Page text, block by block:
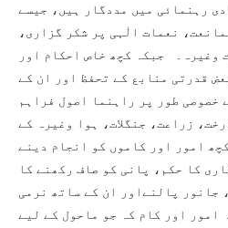
رہنمائی میں مددگار ہیں، جیسے
نعمات الٰہی پر شکر گزاری،
وغیرہ۔ جبکہ کچھ خاص احکام اور
قدرتی منابع کے تحفظ اور ان کے
خصوصی طور پر راہنما اصول فراہم
زراعت، جنگلات، ہوا وغیرہ کے
امور اور کاموں کو انجام دینے
کا حکم، پانی کو صاف رکھنے کا
جانور پالنےاور ان کے ساتھ نرمی
اور کام کہ جو ماحول کے لیے